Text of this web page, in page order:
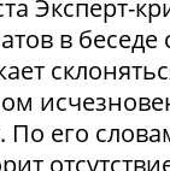
Эксперт-
в беседе
его